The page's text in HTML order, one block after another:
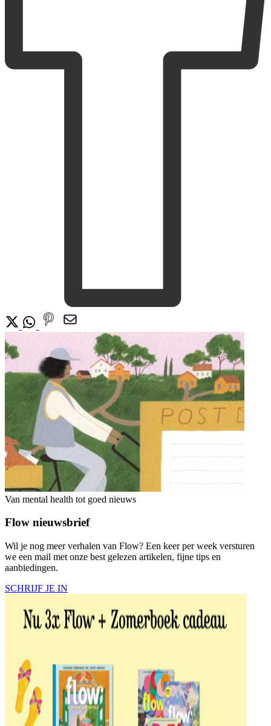
Van mental health tot goed nieuws
Flow nieuwsbrief
Wil je nog meer verhalen van Flow? Een keer per week versturen
we een mail met onze best gelezen artikelen, fijne tips en
aanbiedingen.
SCHRIJF JE IN